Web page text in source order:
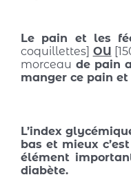
Le pain et les
coquillettes] OU
morceau de pain
manger ce pain et
L’index
bas et mieux c’est
élément
diabète.